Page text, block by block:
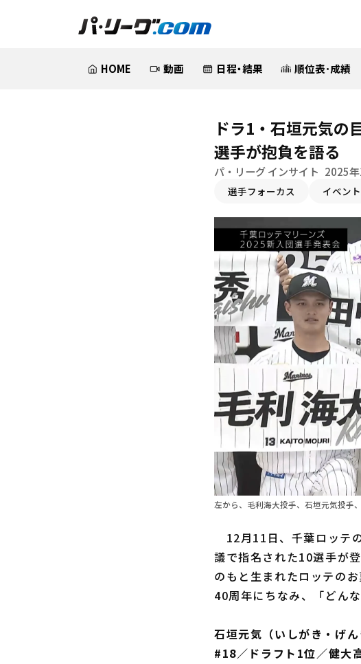
HOME 動画 日程・結果 順位表･成績
ドラ1・石垣元気
選手が抱負を語る
パ・リーグ インサイト 2025
選手フォーカス イベント
左から、毛利海大投手、石垣元気投手
12月11日、千葉ロッテ
議で指名された10選手が
のもと生まれたロッテの
40周年にちなみ、「どん
石垣元気（いしがき・げ
#18／ドラフト1位／健大